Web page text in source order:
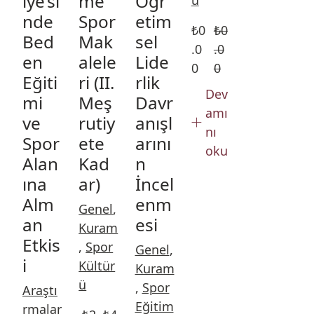
nde
Bed
en
Eğiti
mi
ve
Spor
Alan
ına
Alm
an
Etkis
i
Araştı
rmalar
Spor
Mak
alele
ri (II.
Meş
rutiy
ete
Kad
ar)
Genel,
Kuram
, Spor
Kültür
ü
etim
sel
Lide
rlik
Davr
anışl
arını
n
İncel
enm
esi
Genel,
Kuram
, Spor
Eğitim
₺0
.0
0
₺0
.0
0
Dev
amı
nı
oku